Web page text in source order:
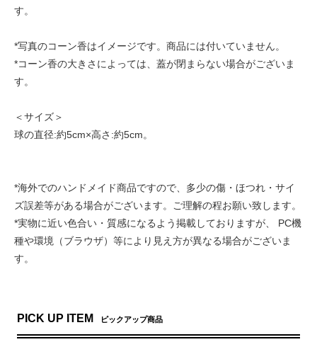
す。
*写真のコーン香はイメージです。商品には付いていません。
*コーン香の大きさによっては、蓋が閉まらない場合がございま
す。
＜サイズ＞
球の直径:約5cm×高さ:約5cm。
*海外でのハンドメイド商品ですので、多少の傷・ほつれ・サイ
ズ誤差等がある場合がございます。ご理解の程お願い致します。
*実物に近い色合い・質感になるよう掲載しておりますが、 PC機
種や環境（ブラウザ）等により見え方が異なる場合がございま
す。
PICK UP ITEM ピックアップ商品